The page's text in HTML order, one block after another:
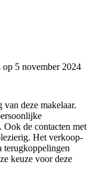
op 5 november 2024
deze makelaar.
Ook de contacten met
Het verkoop-
terugkoppelingen
keuze voor deze